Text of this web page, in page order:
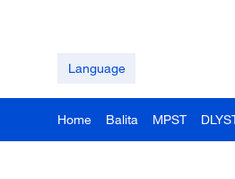
Language
Home Balita MPST